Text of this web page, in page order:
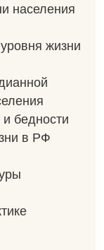
населения
жизни
бедности
в РФ